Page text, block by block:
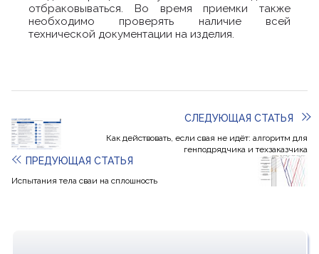
отбраковываться. Во время приемки также
необходимо проверять наличие всей
технической документации на изделия.
ПРЕДУЮЩАЯ СТАТЬЯ
Испытания тела сваи на сплошность
СЛЕДУЮЩАЯ СТАТЬЯ
Как действовать, если свая не идёт: алгоритм для
генподрядчика и техзаказчика